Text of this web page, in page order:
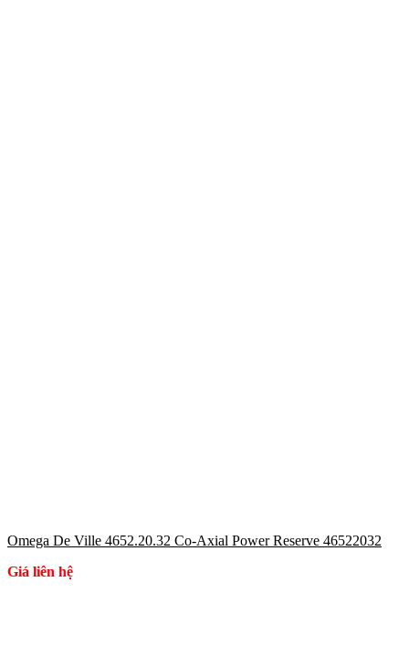
Omega De Ville 4652.20.32 Co-Axial Power Reserve 46522032
Giá liên hệ